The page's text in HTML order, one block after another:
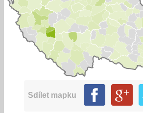
Sdílet mapku